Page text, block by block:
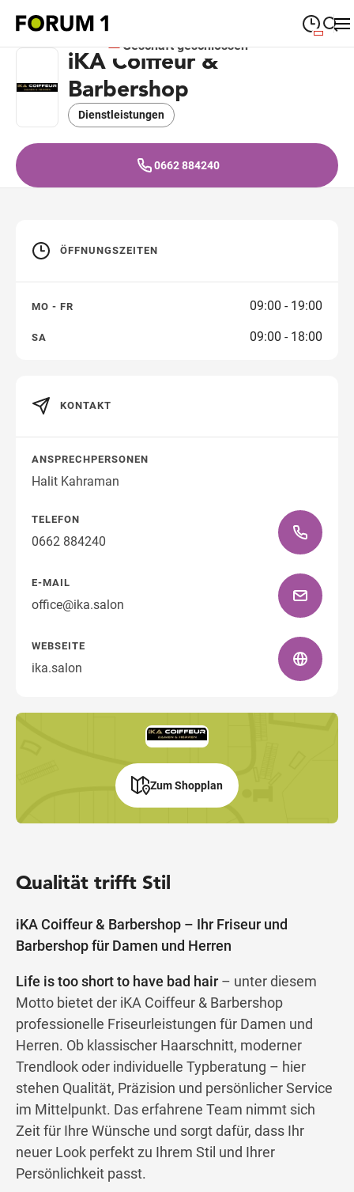
MONTAG
Dienstag
DIENSTAG
MITTWOCH 09:00—19:00
DONNERSTAG 09:00—19:00
Samstag
Geschäft geschlossen
iKA Coiffeur &
Barbershop
Dienstleistungen
0662 884240
Qualität trifft Stil
iKA Coiffeur & Barbershop – Ihr Friseur und
Barbershop für Damen und Herren
Life is too short to have bad hair – unter diesem
Motto bietet der iKA Coiffeur & Barbershop
professionelle Friseurleistungen für Damen und
Herren. Ob klassischer Haarschnitt, moderner
Trendlook oder individuelle Typberatung – hier
stehen Qualität, Präzision und persönlicher Service
im Mittelpunkt. Das erfahrene Team nimmt sich
Zeit für Ihre Wünsche und sorgt dafür, dass Ihr
neuer Look perfekt zu Ihrem Stil und Ihrer
Persönlichkeit passt.
ÖFFNUNGSZEITEN
MO - FR 09:00 - 19:00
SA 09:00 - 18:00
KONTAKT
ANSPRECHPERSONEN
Halit Kahraman
TELEFON
0662 884240
E-MAIL
office@ika.salon
WEBSEITE
ika.salon
Zum Shopplan